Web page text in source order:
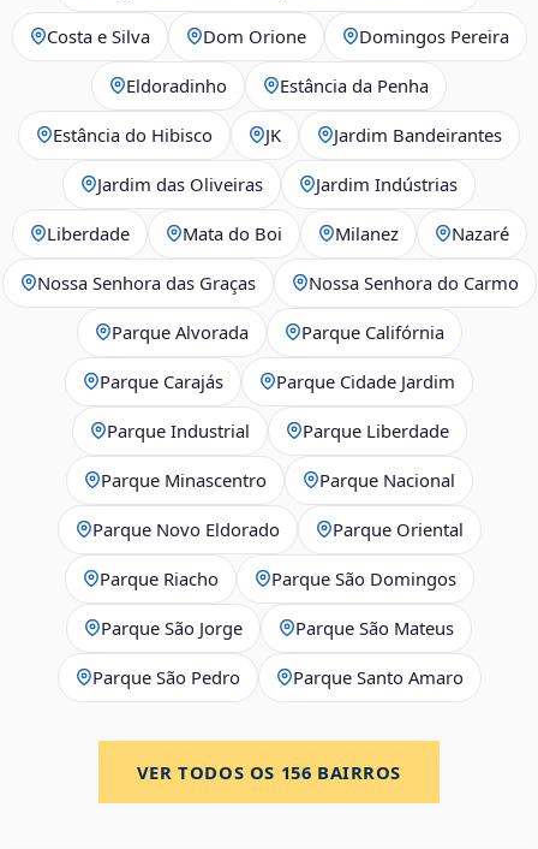
Costa e Silva Dom Orione Domingos Pereira
Eldoradinho Estância da Penha
Estância do Hibisco JK Jardim Bandeirantes
Jardim das Oliveiras Jardim Indústrias
Liberdade Mata do Boi Milanez Nazaré
Nossa Senhora das Graças Nossa Senhora do Carmo
Parque Alvorada Parque Califórnia
Parque Carajás Parque Cidade Jardim
Parque Industrial Parque Liberdade
Parque Minascentro Parque Nacional
Parque Novo Eldorado Parque Oriental
Parque Riacho Parque São Domingos
Parque São Jorge Parque São Mateus
Parque São Pedro Parque Santo Amaro
VER TODOS OS 156 BAIRROS